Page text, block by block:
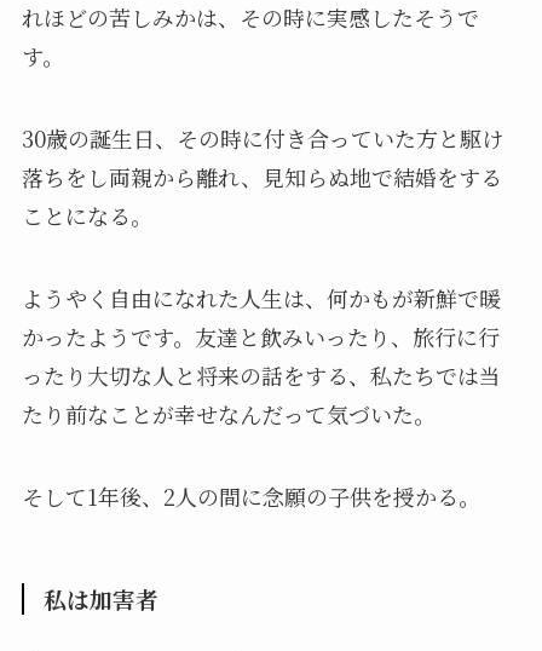
れほどの苦しみかは、その時に実感したそうで
す。
30歳の誕生日、その時に付き合っていた方と駆け
落ちをし両親から離れ、見知らぬ地で結婚をする
ことになる。
ようやく自由になれた人生は、何かもが新鮮で暖
かったようです。友達と飲みいったり、旅行に行
ったり大切な人と将来の話をする、私たちでは当
たり前なことが幸せなんだって気づいた。
そして1年後、2人の間に念願の子供を授かる。
私は加害者